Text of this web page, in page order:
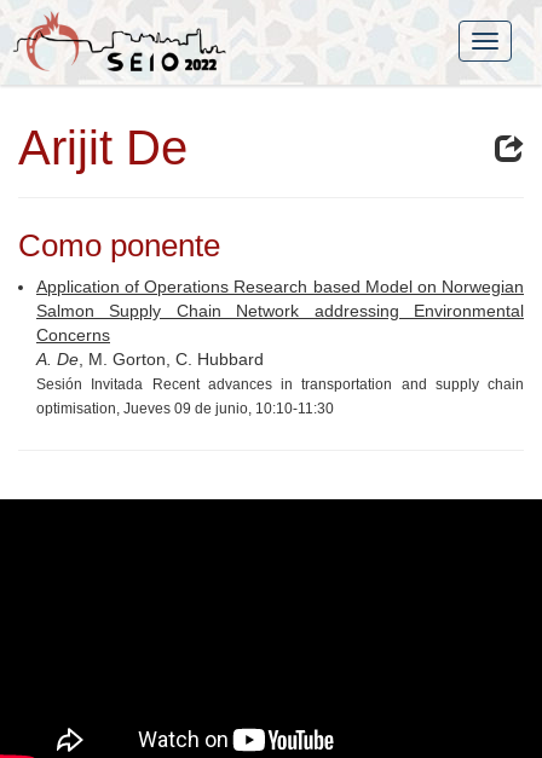
Arijit De
Como ponente
Application of Operations Research based Model on Norwegian
Salmon Supply Chain Network addressing Environmental
Concerns
A. De , M. Gorton, C. Hubbard
Sesión Invitada Recent advances in transportation and supply chain
optimisation, Jueves 09 de junio, 10:10-11:30